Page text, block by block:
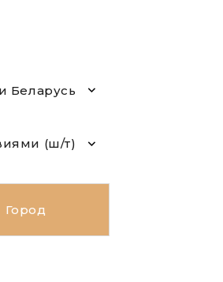
Беларусь
(ш/т)
Город